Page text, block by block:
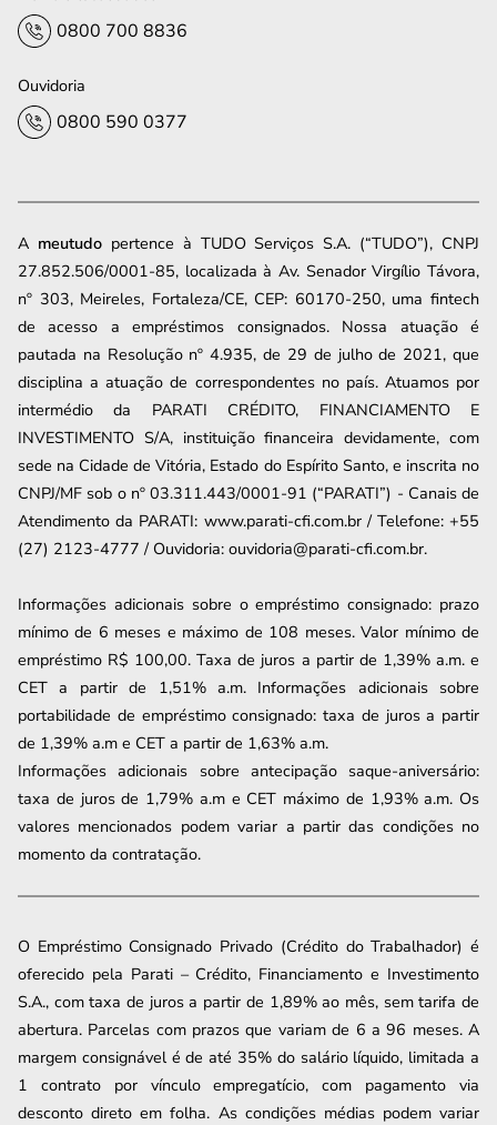
0800 700 8836
Ouvidoria
0800 590 0377
A meutudopertence à TUDO Serviços S.A. (“TUDO”), CNPJ
27.852.506/0001-85, localizada à Av. Senador Virgílio Távora,
nº 303, Meireles, Fortaleza/CE, CEP: 60170-250, uma fintech
de acesso a empréstimos consignados. Nossa atuação é
pautada na Resolução nº 4.935, de 29 de julho de 2021, que
disciplina a atuação de correspondentes no país. Atuamos por
intermédio da PARATI CRÉDITO, FINANCIAMENTO E
INVESTIMENTO S/A, instituição financeira devidamente, com
sede na Cidade de Vitória, Estado do Espírito Santo, e inscrita no
CNPJ/MF sob o nº 03.311.443/0001-91 (“PARATI”) - Canais de
Atendimento da PARATI: www.parati-cfi.com.br / Telefone: +55
(27) 2123-4777 / Ouvidoria: ouvidoria@parati-cfi.com.br.
Informações adicionais sobre o empréstimo consignado: prazo
mínimo de 6 meses e máximo de 108 meses. Valor mínimo de
empréstimo R$ 100,00. Taxa de juros a partir de 1,39% a.m. e
CET a partir de 1,51% a.m. Informações adicionais sobre
portabilidade de empréstimo consignado: taxa de juros a partir
de 1,39% a.m e CET a partir de 1,63% a.m.
Informações adicionais sobre antecipação saque-aniversário:
taxa de juros de 1,79% a.m e CET máximo de 1,93% a.m. Os
valores mencionados podem variar a partir das condições no
momento da contratação.
O Empréstimo Consignado Privado (Crédito do Trabalhador) é
oferecido pela Parati – Crédito, Financiamento e Investimento
S.A., com taxa de juros a partir de 1,89% ao mês, sem tarifa de
abertura. Parcelas com prazos que variam de 6 a 96 meses. A
margem consignável é de até 35% do salário líquido, limitada a
1 contrato por vínculo empregatício, com pagamento via
desconto direto em folha. As condições médias podem variar